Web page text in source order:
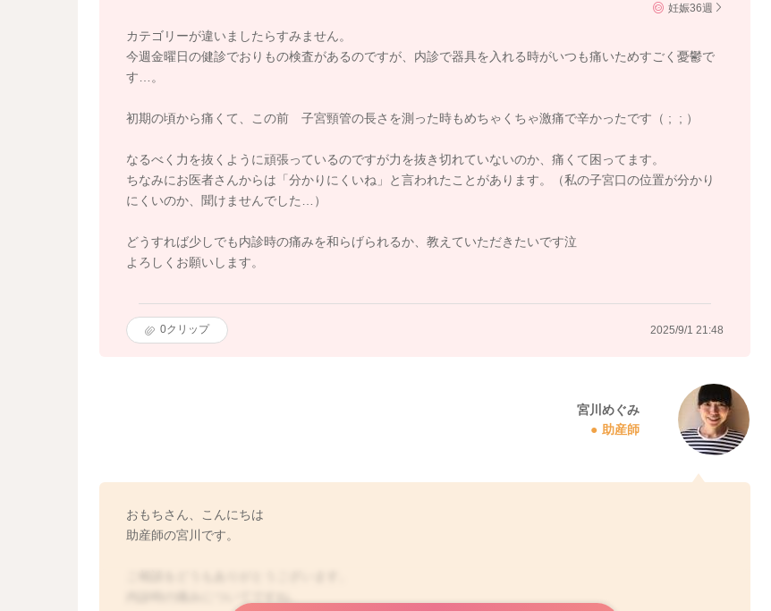
妊娠36週
カテゴリーが違いましたらすみません。
今週金曜日の健診でおりもの検査があるのですが、内診で器具を入れる時がいつも痛いためすごく憂鬱で
す…。
初期の頃から痛くて、この前 子宮頸管の長さを測った時もめちゃくちゃ激痛で辛かったです（ ; ; ）
なるべく力を抜くように頑張っているのですが力を抜き切れていないのか、痛くて困ってます。
ちなみにお医者さんからは「分かりにくいね」と言われたことがあります。（私の子宮口の位置が分かり
にくいのか、聞けませんでした…）
どうすれば少しでも内診時の痛みを和らげられるか、教えていただきたいです泣
よろしくお願いします。
0クリップ 2025/9/1 21:48
宮川めぐみ
助産師
おもちさん、こんにちは
助産師の宮川です。